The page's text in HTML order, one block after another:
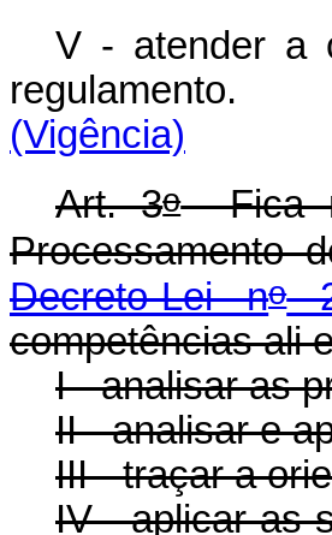
V - atender a
(Vigência)
Art. 3oFica
Processamento
Decreto-Lei no
competências ali
I - analisar as
II - analisar e
III - traçar a
IV - aplicar as